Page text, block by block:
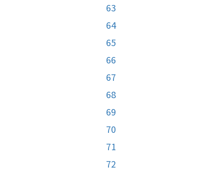
63
64
65
66
67
68
69
70
71
72